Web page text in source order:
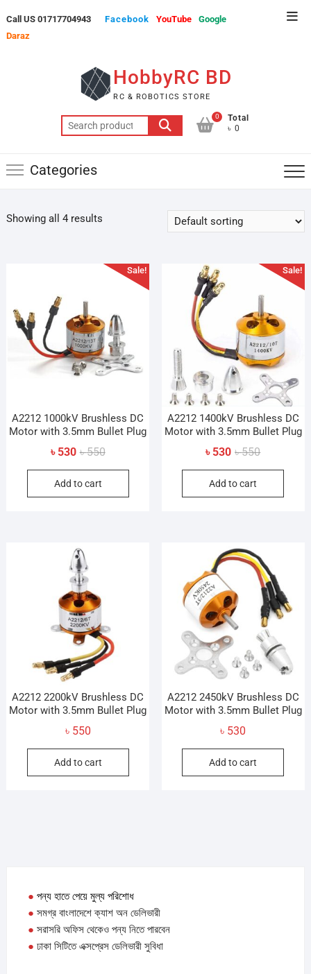
to
content
Call US 01717704943 Facebook YouTube
Google
Daraz
HobbyRC BD
RC & ROBOTICS STORE
Search
for:
0
Total
৳ 0
Categories
Showing all 4 results
Sale!
A2212 1000kV Brushless DC
Motor with 3.5mm Bullet Plug
৳550Original
price
৳ 550.
৳ 530
Current
price
৳ 530.
Add to cart
Sale!
A2212 1400kV Brushless DC
Motor with 3.5mm Bullet Plug
৳550Original
price
৳ 550.
৳ 530
Current
price
৳ 530.
Add to cart
A2212 2200kV Brushless DC
Motor with 3.5mm Bullet Plug
৳ 550
Add to cart
A2212 2450kV Brushless DC
Motor with 3.5mm Bullet Plug
৳ 530
Add to cart
● পন্য হাতে পেয়ে মুল্য পরিশোধ
● সমগ্র বাংলাদেশে ক্যাশ অন ডেলিভারী
● সরাসরি অফিস থেকেও পন্য নিতে পারবেন
● ঢাকা সিটিতে এক্সপ্রেস ডেলিভারী সুবিধা